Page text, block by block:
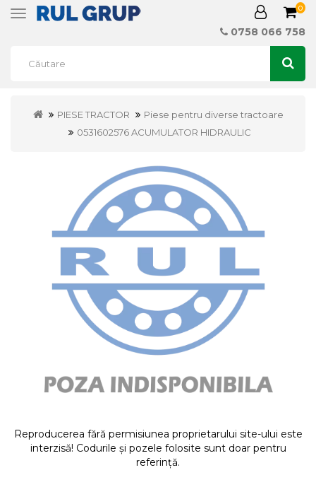
Toggle
0
0758 066 758
PIESE TRACTOR
Piese pentru diverse tractoare
0531602576 ACUMULATOR HIDRAULIC
Reproducerea fără permisiunea proprietarului site-ului este
interzisă! Codurile și pozele folosite sunt doar pentru
referință.